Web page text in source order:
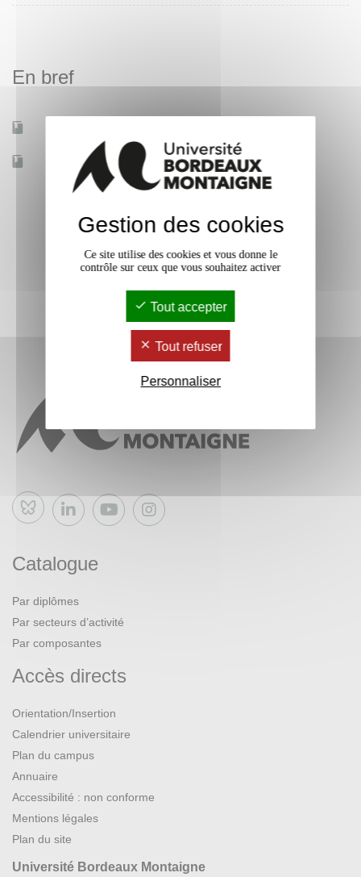
En bref
Accessible à distance Non
Bluesky
Catalogue
Par diplômes
Par secteurs d’activité
Par composantes
Accès directs
Orientation/Insertion
Calendrier universitaire
Plan du campus
Annuaire
Accessibilité : non conforme
Mentions légales
Plan du site
Université Bordeaux Montaigne
Gestion des cookies
Ce site utilise des cookies et vous donne le
contrôle sur ceux que vous souhaitez activer
Tout accepter
Tout refuser
Personnaliser